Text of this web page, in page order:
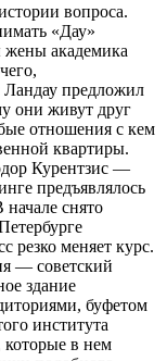
вопроса.
«Дау»
академика
Ландау предложил
они живут друг
отношения с кем
квартиры.
Курентзис —
предъявлялось
снято
резко меняет курс.
— советский
здание
буфетом
института
которые в нем